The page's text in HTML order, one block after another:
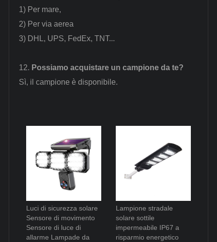
1) Per mare,
2) Per via aerea
3) DHL, UPS, FedEx, TNT...
12. Possiamo acquistare un campione da te?
Sì, il campione è disponibile.
Luci di sicurezza solare
Sensore di movimento
Sensore di luce di
allarme Lampade da
Lampione stradale
solare sottile
impermeabile IP67 a
risparmio energetico